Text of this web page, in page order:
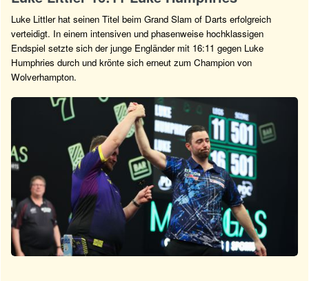
Luke Littler hat seinen Titel beim Grand Slam of Darts erfolgreich
verteidigt. In einem intensiven und phasenweise hochklassigen
Endspiel setzte sich der junge Engländer mit 16:11 gegen Luke
Humphries durch und krönte sich erneut zum Champion von
Wolverhampton.